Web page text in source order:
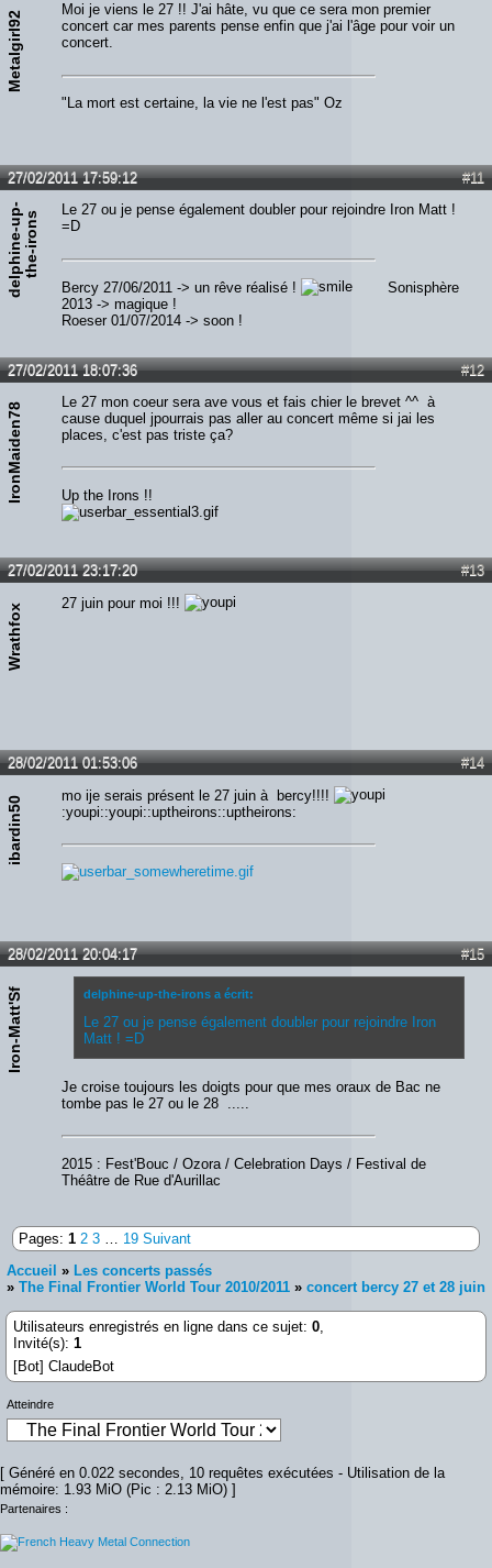
Metalgirl92
Moi je viens le 27 !! J'ai hâte, vu que ce sera mon premier
concert car mes parents pense enfin que j'ai l'âge pour voir un
concert.
"La mort est certaine, la vie ne l'est pas" Oz
#11
27/02/2011 17:59:12
d
e
l
p
h
i
n
e
-
u
p
-
t
h
e
-
i
r
o
ns
Le 27 ou je pense également doubler pour rejoindre Iron Matt !
=D
Bercy 27/06/2011 -> un rêve réalisé !
Sonisphère
2013 -> magique !
Roeser 01/07/2014 -> soon !
#12
27/02/2011 18:07:36
IronMaiden78
Le 27 mon coeur sera ave vous et fais chier le brevet ^^ à
cause duquel jpourrais pas aller au concert même si jai les
places, c'est pas triste ça?
Up the Irons !!
#13
27/02/2011 23:17:20
Wrathfox 27 juin pour moi !!!
#14
28/02/2011 01:53:06
ibardin50
mo ije serais présent le 27 juin à bercy!!!!
:youpi::youpi::uptheirons::uptheirons:
#15
28/02/2011 20:04:17
Iron-Matt'Sf delphine-up-the-irons a écrit:
Le 27 ou je pense également doubler pour rejoindre Iron
Matt ! =D
Je croise toujours les doigts pour que mes oraux de Bac ne
tombe pas le 27 ou le 28 .....
2015 : Fest'Bouc / Ozora / Celebration Days / Festival de
Théâtre de Rue d'Aurillac
Pages: 1 2 3 19 Suivant
Accueil » Les concerts passés
» The Final Frontier World Tour 2010/2011 » concert bercy 27 et 28 juin
Utilisateurs enregistrés en ligne dans ce sujet: 0
Invité(s): 1
[Bot] ClaudeBot
Atteindre
[ Généré en 0.022 secondes, 10 requêtes exécutées - Utilisation de la
mémoire: 1.93 MiO (Pic : 2.13 MiO) ]
Partenaires :